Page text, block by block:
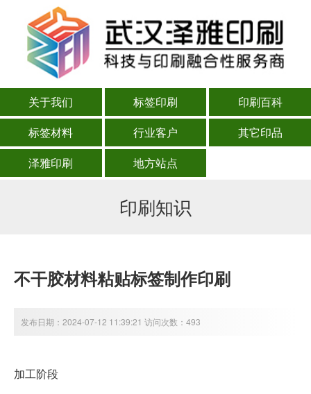
关于我们 标签印刷
印刷百科
标签材料
行业客户
其它印品
泽雅印刷
地方站点
印刷知识
不干胶材料粘贴标签制作印刷
发布日期：2024-07-12 11:39:21 访问次数：493
加工阶段